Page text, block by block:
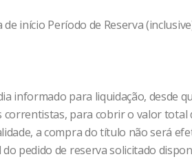
início Período de Reserva
informado para liquidação, desde
para cobrir o valor total
a compra do título não será
pedido de reserva solicitado